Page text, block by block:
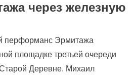
через железную
перформанс Эрмитажа
площадке третьей очереди
Деревне. Михаил